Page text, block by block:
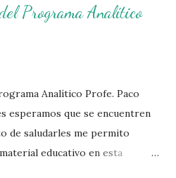
Programa Analítico
Analítico Profe. Paco
esperamos que se encuentren
de saludarles me permito
educativo en esta